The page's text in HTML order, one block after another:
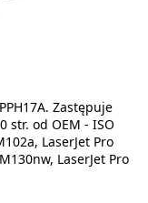
Zastępuje
str. od OEM - ISO
LaserJet Pro
LaserJet Pro